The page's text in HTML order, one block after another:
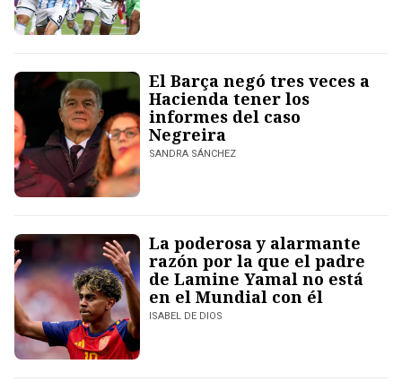
El Barça negó tres veces a
Hacienda tener los
informes del caso
Negreira
SANDRA SÁNCHEZ
La poderosa y alarmante
razón por la que el padre
de Lamine Yamal no está
en el Mundial con él
ISABEL DE DIOS